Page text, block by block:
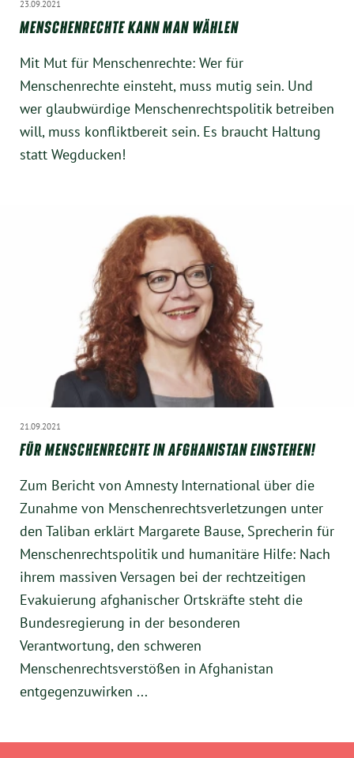
23.09.2021
MENSCHENRECHTE KANN MAN WÄHLEN
Mit Mut für Menschenrechte: Wer für
Menschenrechte einsteht, muss mutig sein. Und
wer glaubwürdige Menschenrechtspolitik betreiben
will, muss konfliktbereit sein. Es braucht Haltung
statt Wegducken!
21.09.2021
FÜR MENSCHENRECHTE IN AFGHANISTAN EINSTEHEN!
Zum Bericht von Amnesty International über die
Zunahme von Menschenrechtsverletzungen unter
den Taliban erklärt Margarete Bause, Sprecherin für
Menschenrechtspolitik und humanitäre Hilfe: Nach
ihrem massiven Versagen bei der rechtzeitigen
Evakuierung afghanischer Ortskräfte steht die
Bundesregierung in der besonderen
Verantwortung, den schweren
Menschenrechtsverstößen in Afghanistan
entgegenzuwirken ...